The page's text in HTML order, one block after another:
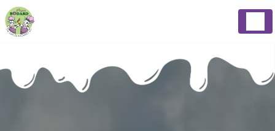
Panneau de gestion des cookies